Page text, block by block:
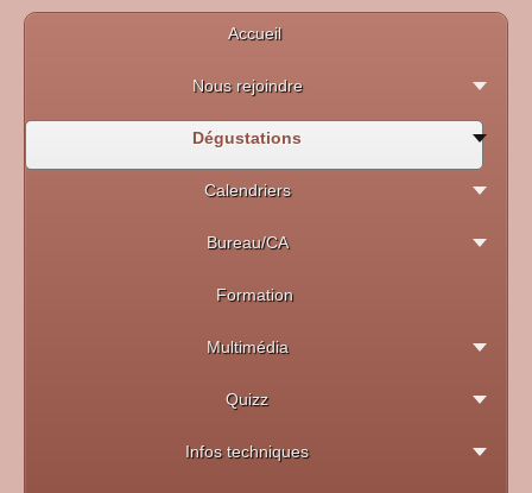
Accueil
Nous rejoindre
Dégustations
Calendriers
Bureau/CA
Formation
Multimédia
Quizz
Infos techniques